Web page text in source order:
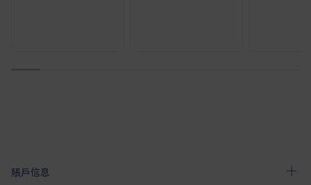
賬戶信息